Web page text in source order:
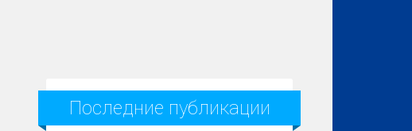
Последние публикации